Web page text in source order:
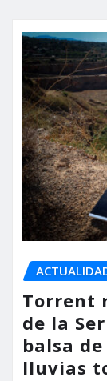
Torrent
de la
balsa
lluvias